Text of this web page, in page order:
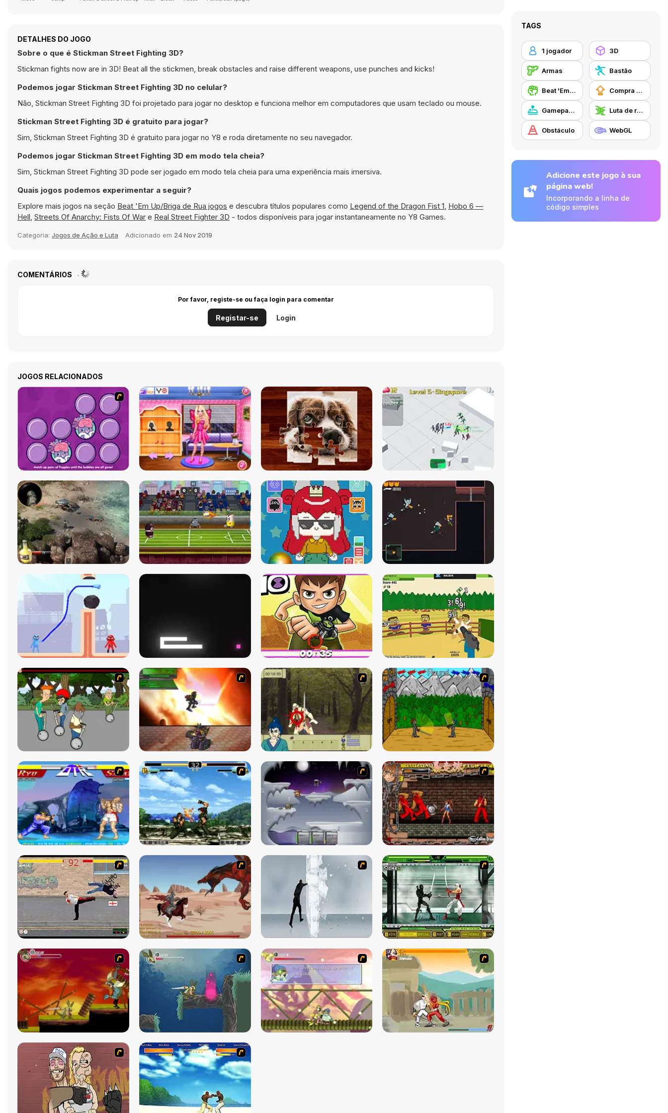
DETALHES DO JOGO
Sobre o que é Stickman Street Fighting 3D?
Stickman fights now are in 3D! Beat all the stickmen, break obstacles and raise different weapons, use punches and kicks!
Podemos jogar Stickman Street Fighting 3D no celular?
Não, Stickman Street Fighting 3D foi projetado para jogar no desktop e funciona melhor em computadores que usam teclado ou mouse.
Stickman Street Fighting 3D é gratuito para jogar?
Sim, Stickman Street Fighting 3D é gratuito para jogar no Y8 e roda diretamente no seu navegador.
Podemos jogar Stickman Street Fighting 3D em modo tela cheia?
Sim, Stickman Street Fighting 3D pode ser jogado em modo tela cheia para uma experiência mais imersiva.
Quais jogos podemos experimentar a seguir?
Explore mais jogos na seção Beat 'Em Up/Briga de Rua jogos e descubra títulos populares como Legend of the Dragon Fist 1, Hobo 6 —
Hell, Streets Of Anarchy: Fists Of War e Real Street Fighter 3D - todos disponíveis para jogar instantaneamente no Y8 Games.
Categoria: Jogos de Ação e Luta Adicionado em 24 Nov 2019
COMENTÁRIOS
Por favor, registe-se ou faça login para comentar
Registar-se Login
JOGOS RELACIONADOS
TAGS
1 jogador 3D
Armas Bastão
Beat 'Em Up/Briga de Rua Compra de Atualizações de Equipamentos
Gamepad support Luta de rua
Obstáculo WebGL
Adicione este jogo à sua
página web!
Incorporando a linha de
código simples